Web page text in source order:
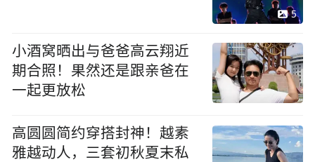
5
小酒窝晒出与爸爸高云翔近
期合照！果然还是跟亲爸在
一起更放松
高圆圆简约穿搭封神！越素
雅越动人，三套初秋夏末私